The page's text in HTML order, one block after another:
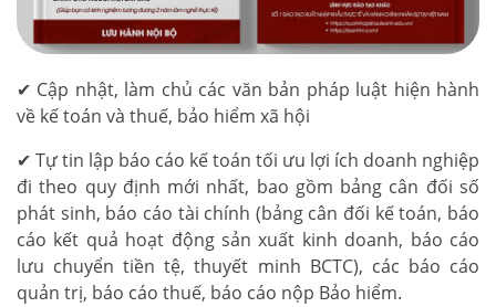
✔ Cập nhật, làm chủ các văn bản pháp luật hiện hành
về kế toán và thuế, bảo hiểm xã hội
✔ Tự tin lập báo cáo kế toán tối ưu lợi ích doanh nghiệp
đi theo quy định mới nhất, bao gồm bảng cân đối số
phát sinh, báo cáo tài chính (bảng cân đối kế toán, báo
cáo kết quả hoạt động sản xuất kinh doanh, báo cáo
lưu chuyển tiền tệ, thuyết minh BCTC), các báo cáo
quản trị, báo cáo thuế, báo cáo nộp Bảo hiểm.